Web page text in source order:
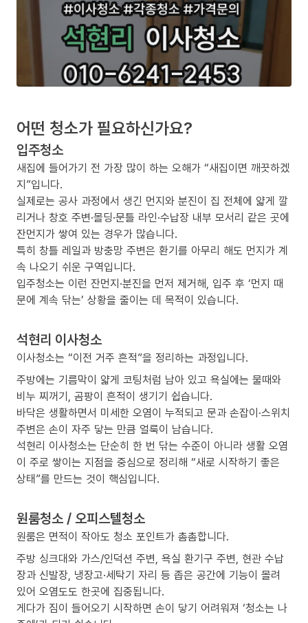
어떤 청소가 필요하신가요?
입주청소
새집에 들어가기 전 가장 많이 하는 오해가 “새집이면 깨끗하겠
지”입니다.
실제로는 공사 과정에서 생긴 먼지와 분진이 집 전체에 얇게 깔
리거나 창호 주변·몰딩·문틀 라인·수납장 내부 모서리 같은 곳에
잔먼지가 쌓여 있는 경우가 많습니다.
특히 창틀 레일과 방충망 주변은 환기를 아무리 해도 먼지가 계
속 나오기 쉬운 구역입니다.
입주청소는 이런 잔먼지·분진을 먼저 제거해, 입주 후 ‘먼지 때
문에 계속 닦는’ 상황을 줄이는 데 목적이 있습니다.
석현리 이사청소
이사청소는 “이전 거주 흔적”을 정리하는 과정입니다.
주방에는 기름막이 얇게 코팅처럼 남아 있고 욕실에는 물때와
비누 찌꺼기, 곰팡이 흔적이 생기기 쉽습니다.
바닥은 생활하면서 미세한 오염이 누적되고 문과 손잡이·스위치
주변은 손이 자주 닿는 만큼 얼룩이 남습니다.
석현리 이사청소는 단순히 한 번 닦는 수준이 아니라 생활 오염
이 주로 쌓이는 지점을 중심으로 정리해 “새로 시작하기 좋은
상태”를 만드는 것이 핵심입니다.
원룸청소 / 오피스텔청소
원룸은 면적이 작아도 청소 포인트가 촘촘합니다.
주방 싱크대와 가스/인덕션 주변, 욕실 환기구 주변, 현관 수납
장과 신발장, 냉장고·세탁기 자리 등 좁은 공간에 기능이 몰려
있어 오염도도 한곳에 집중됩니다.
게다가 짐이 들어오기 시작하면 손이 닿기 어려워져 ‘청소는 나